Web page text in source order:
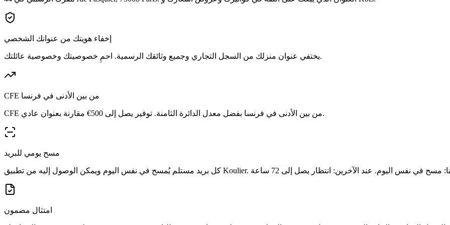
إخفاء هويتك من عنوانك الشخصي
يختفي عنوان منزلك من السجل التجاري وجميع وثائقك الرسمية. احمِ خصوصيتك وخصوصية عائلتك.
CFE من بين الأدنى في فرنسا
CFE من بين الأدنى في فرنسا بفضل معدل الدائرة الثامنة. توفير يصل إلى 500€ مقارنة بعنوان عادي.
مسح يومي للبريد
امتثال مضمون